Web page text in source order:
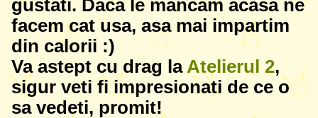
gustati. Daca le mancam acasa ne
facem cat usa, asa mai impartim
din calorii :)
Va astept cu drag laAtelierul 2,
sigur veti fi impresionati de ce o
sa vedeti, promit!